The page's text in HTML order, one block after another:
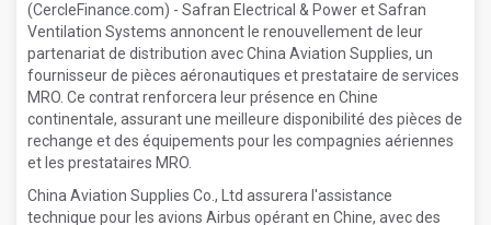
(CercleFinance.com) - Safran Electrical & Power et Safran
Ventilation Systems annoncent le renouvellement de leur
partenariat de distribution avec China Aviation Supplies, un
fournisseur de pièces aéronautiques et prestataire de services
MRO. Ce contrat renforcera leur présence en Chine
continentale, assurant une meilleure disponibilité des pièces de
rechange et des équipements pour les compagnies aériennes
et les prestataires MRO.
China Aviation Supplies Co., Ltd assurera l'assistance
technique pour les avions Airbus opérant en Chine, avec des